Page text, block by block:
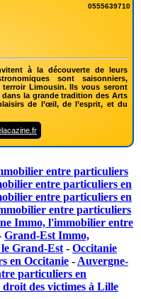
0555639710
à la découverte de leurs
sont saisonniers,
Limousin. Ils vous seront
dans la grande tradition des Arts
de l’œil, de l’esprit, et du
entre particuliers
entre particuliers en
entre particuliers en
entre particuliers
Immo, l'immobilier entre
Grand-Est Immo,
Grand-Est - Occitanie
en Occitanie - Auvergne-
particuliers en
droit des victimes à Lille